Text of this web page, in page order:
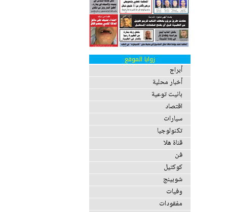
زوايا الموقع
أبراج
أخبار محلية
بانيت توعية
اقتصاد
سيارات
تكنولوجيا
قناة هلا
فن
كوكتيل
شوبينج
وفيات
مفقودات